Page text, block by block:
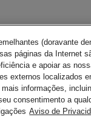
(doravante
páginas da Internet
e apoiar as
externos localizados
informações,
consentimento a
Aviso de